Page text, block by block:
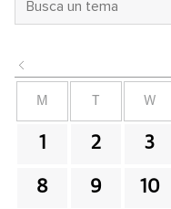
M W
1 2 3
8 9 10